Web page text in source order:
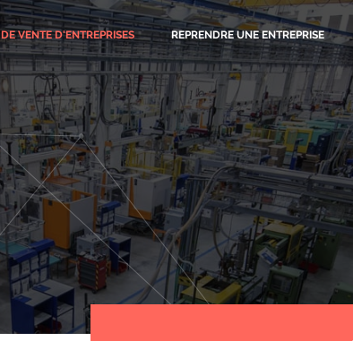
DE VENTE D'ENTREPRISES REPRENDRE UNE ENTREPRISE